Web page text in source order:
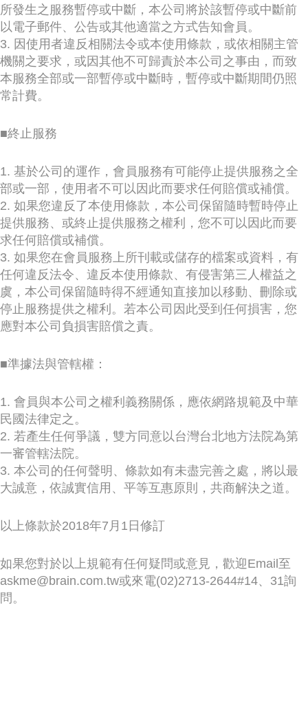
所發生之服務暫停或中斷，本公司將於該暫停或中斷前
以電子郵件、公告或其他適當之方式告知會員。
3. 因使用者違反相關法令或本使用條款，或依相關主管
機關之要求，或因其他不可歸責於本公司之事由，而致
本服務全部或一部暫停或中斷時，暫停或中斷期間仍照
常計費。
■終止服務
1. 基於公司的運作，會員服務有可能停止提供服務之全
部或一部，使用者不可以因此而要求任何賠償或補償。
2. 如果您違反了本使用條款，本公司保留隨時暫時停止
提供服務、或終止提供服務之權利，您不可以因此而要
求任何賠償或補償。
3. 如果您在會員服務上所刊載或儲存的檔案或資料，有
任何違反法令、違反本使用條款、有侵害第三人權益之
虞，本公司保留隨時得不經通知直接加以移動、刪除或
停止服務提供之權利。若本公司因此受到任何損害，您
應對本公司負損害賠償之責。
■準據法與管轄權：
1. 會員與本公司之權利義務關係，應依網路規範及中華
民國法律定之。
2. 若產生任何爭議，雙方同意以台灣台北地方法院為第
一審管轄法院。
3. 本公司的任何聲明、條款如有未盡完善之處，將以最
大誠意，依誠實信用、平等互惠原則，共商解決之道。
以上條款於2018年7月1日修訂
如果您對於以上規範有任何疑問或意見，歡迎Email至
askme@brain.com.tw或來電(02)2713-2644#14、31詢
問。